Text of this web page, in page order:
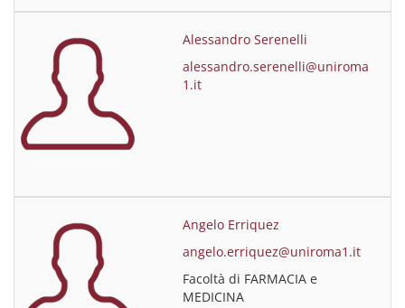
Alessandro Serenelli
alessandro.serenelli@uniroma
1.it
Angelo Erriquez
angelo.erriquez@uniroma1.it
Facoltà di FARMACIA e
MEDICINA